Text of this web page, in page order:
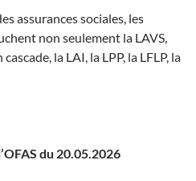
assurances sociales, les
non seulement la LAVS,
la LAI, la LPP, la LFLP, la
du 20.05.2026